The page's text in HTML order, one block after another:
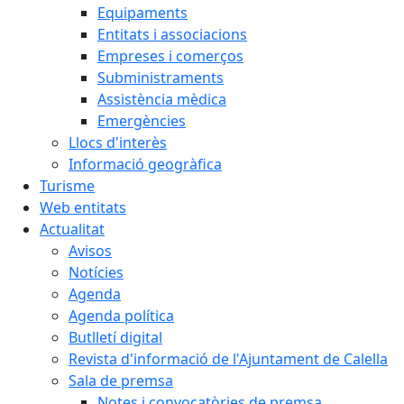
Equipaments
Entitats i associacions
Empreses i comerços
Subministraments
Assistència mèdica
Emergències
Llocs d'interès
Informació geogràfica
Turisme
Web entitats
Actualitat
Avisos
Notícies
Agenda
Agenda política
Butlletí digital
Revista d'informació de l'Ajuntament de Calella
Sala de premsa